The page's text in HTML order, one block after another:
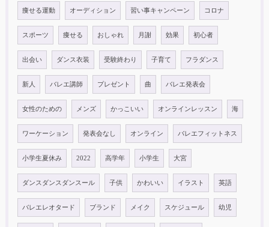
痩せる運動 オーディション 習い事キャンペーン コロナ
スポーツ 痩せる おしゃれ 月謝 効果 初心者
出会い ダンス衣装 受験終わり 子育て フラダンス
新人 バレエ講師 プレゼント 曲 バレエ発表会
女性のための メンズ かっこいい オンラインレッスン 海
ワーケーション 発表会なし オンライン バレエフィットネス
小学生夏休み 2022 高学年 小学生 大宮
ダンスダンスダンスール 子供 かわいい イラスト 英語
バレエレオタード ブランド メイク スケジュール 幼児